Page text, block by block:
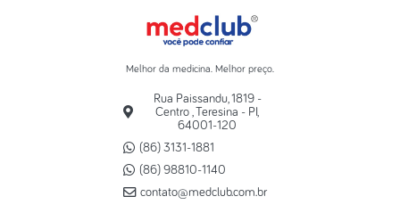
Melhor da medicina. Melhor preço.
Rua Paissandu, 1819 -
Centro , Teresina - PI,
64001-120
(86) 3131-1881
(86) 98810-1140
contato@medclub.com.br